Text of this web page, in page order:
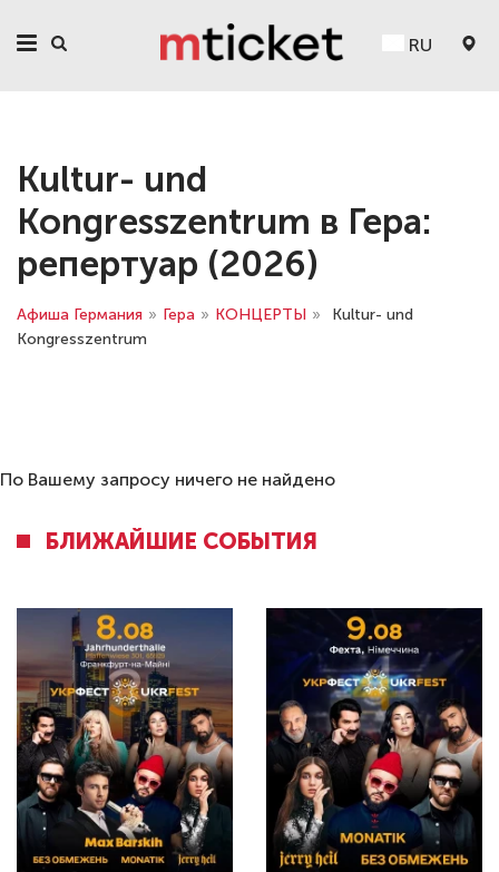
RU
Kultur- und
Kongresszentrum в Гера:
репертуар (2026)
Афиша Германия » Гера » КОНЦЕРТЫ »
Kultur- und
Kongresszentrum
По Вашему запросу ничего не найдено
БЛИЖАЙШИЕ СОБЫТИЯ